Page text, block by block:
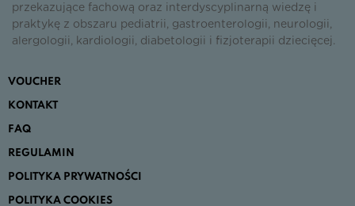
przekazujące fachową oraz interdyscyplinarną wiedzę i
praktykę z obszaru pediatrii, gastroenterologii, neurologii,
alergologii, kardiologii, diabetologii i fizjoterapii dziecięcej.
VOUCHER
KONTAKT
FAQ
REGULAMIN
POLITYKA PRYWATNOŚCI
POLITYKA COOKIES